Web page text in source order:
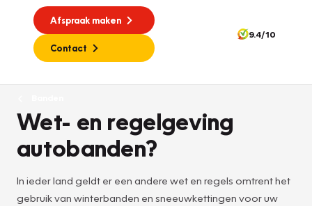
Afspraak maken
Contact
9.4/10
Wet- en regelgeving
autobanden?
In ieder land geldt er een andere wet en regels omtrent het
gebruik van winterbanden en sneeuwkettingen voor uw